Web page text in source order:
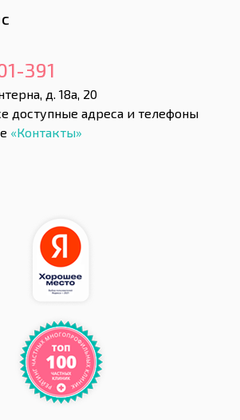
391
д. 18а, 20
доступные адреса и телефоны
«Контакты»